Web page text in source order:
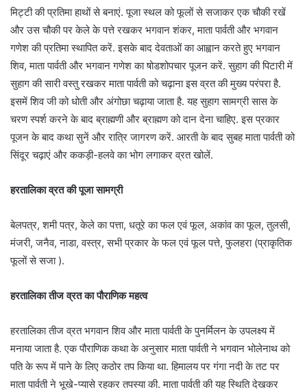
मिट्टी की प्रतिमा हाथों से बनाएं. पूजा स्थल को फूलों से सजाकर एक चौकी रखें
और उस चौकी पर केले के पत्ते रखकर भगवान शंकर, माता पार्वती और भगवान
गणेश की प्रतिमा स्थापित करें. इसके बाद देवताओं का आह्वान करते हुए भगवान
शिव, माता पार्वती और भगवान गणेश का षोडशोपचार पूजन करें. सुहाग की पिटारी में
सुहाग की सारी वस्तु रखकर माता पार्वती को चढ़ाना इस व्रत की मुख्य परंपरा है.
इसमें शिव जी को धोती और अंगोछा चढ़ाया जाता है. यह सुहाग सामग्री सास के
चरण स्पर्श करने के बाद ब्राह्मणी और ब्राह्मण को दान देना चाहिए. इस प्रकार
पूजन के बाद कथा सुनें और रात्रि जागरण करें. आरती के बाद सुबह माता पार्वती को
सिंदूर चढ़ाएं और ककड़ी-हलवे का भोग लगाकर व्रत खोलें.
हरतालिका व्रत की पूजा सामग्री
बेलपत्र, शमी पत्र, केले का पत्ता, धतूरे का फल एवं फूल, अकांव का फूल, तुलसी,
मंजरी, जनैव, नाडा, वस्त्र, सभी प्रकार के फल एवं फूल पत्ते, फुलहरा (प्राकृतिक
फूलों से सजा ).
हरतालिका तीज व्रत का पौराणिक महत्व
हरतालिका तीज व्रत भगवान शिव और माता पार्वती के पुनर्मिलन के उपलक्ष्य में
मनाया जाता है. एक पौराणिक कथा के अनुसार माता पार्वती ने भगवान भोलेनाथ को
पति के रूप में पाने के लिए कठोर तप किया था. हिमालय पर गंगा नदी के तट पर
माता पार्वती ने भूखे-प्यासे रहकर तपस्या की. माता पार्वती की यह स्थिति देखकर